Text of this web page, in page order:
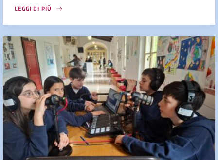
LEGGI DI PIÙ